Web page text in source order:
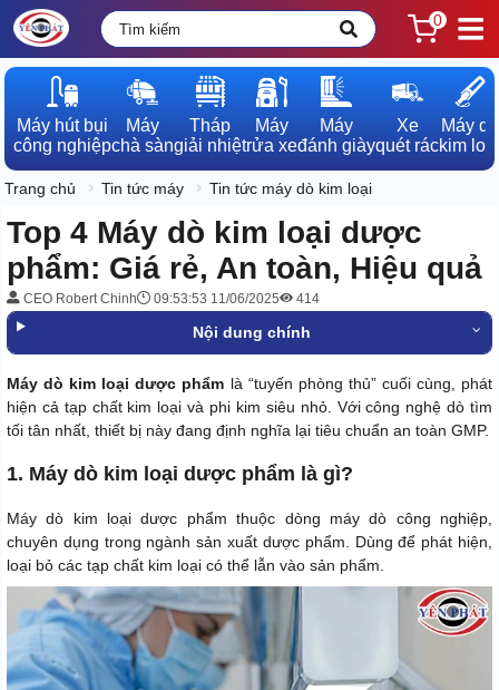
0
Máy hút bụi
công nghiệp
Máy
chà sàn
Tháp
giải nhiệt
Máy
rửa xe
Máy
đánh giày
Xe
quét rác
Máy dò
kim loại
Trang chủ Tin tức máy Tin tức máy dò kim loại
Top 4 Máy dò kim loại dược
phẩm: Giá rẻ, An toàn, Hiệu quả
CEO Robert Chinh 09:53:53 11/06/2025 414
Nội dung chính
Máy dò kim loại dược phẩm là “tuyến phòng thủ” cuối cùng, phát
hiện cả tạp chất kim loại và phi kim siêu nhỏ. Với công nghệ dò tìm
tối tân nhất, thiết bị này đang định nghĩa lại tiêu chuẩn an toàn GMP.
1. Máy dò kim loại dược phẩm là gì?
Máy dò kim loại dược phẩm thuộc dòng máy dò công nghiệp,
chuyên dụng trong ngành sản xuất dược phẩm. Dùng để phát hiện,
loại bỏ các tạp chất kim loại có thể lẫn vào sản phẩm.